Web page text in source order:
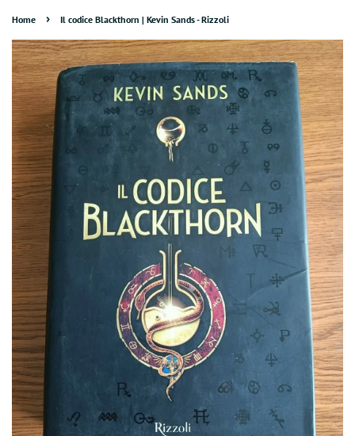
Home › Il codice Blackthorn | Kevin Sands - Rizzoli